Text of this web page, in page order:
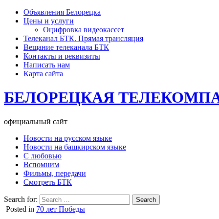
Объявления Белорецка
Цены и услуги
Оцифровка видеокассет
Телеканал БТК. Прямая трансляция
Вещание телеканала БТК
Контакты и реквизиты
Написать нам
Карта сайта
БЕЛОРЕЦКАЯ
официальный сайт
Новости на русском языке
Новости на башкирском языке
С любовью
Вспомним
Фильмы, передачи
Смотреть БТК
Search for:
Posted in 70 лет Победы